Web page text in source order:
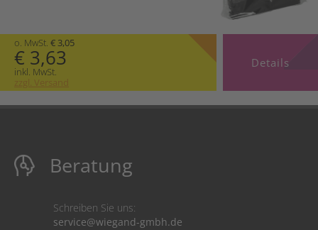
o. MwSt. € 3,05
€ 3,63
inkl. MwSt.
zzgl. Versand
Details
Beratung
Schreiben Sie uns:
service@wiegand-gmbh.de